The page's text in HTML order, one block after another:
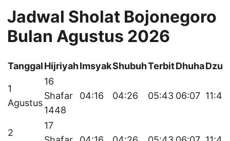
Jadwal Sholat Bojonegoro
Bulan Agustus 2026
TanggalHijriyahImsyakShubuhTerbitDhuha
1
Agustus
16
Shafar
1448
04:16 04:26 05:43 06:07 11:41
2
17